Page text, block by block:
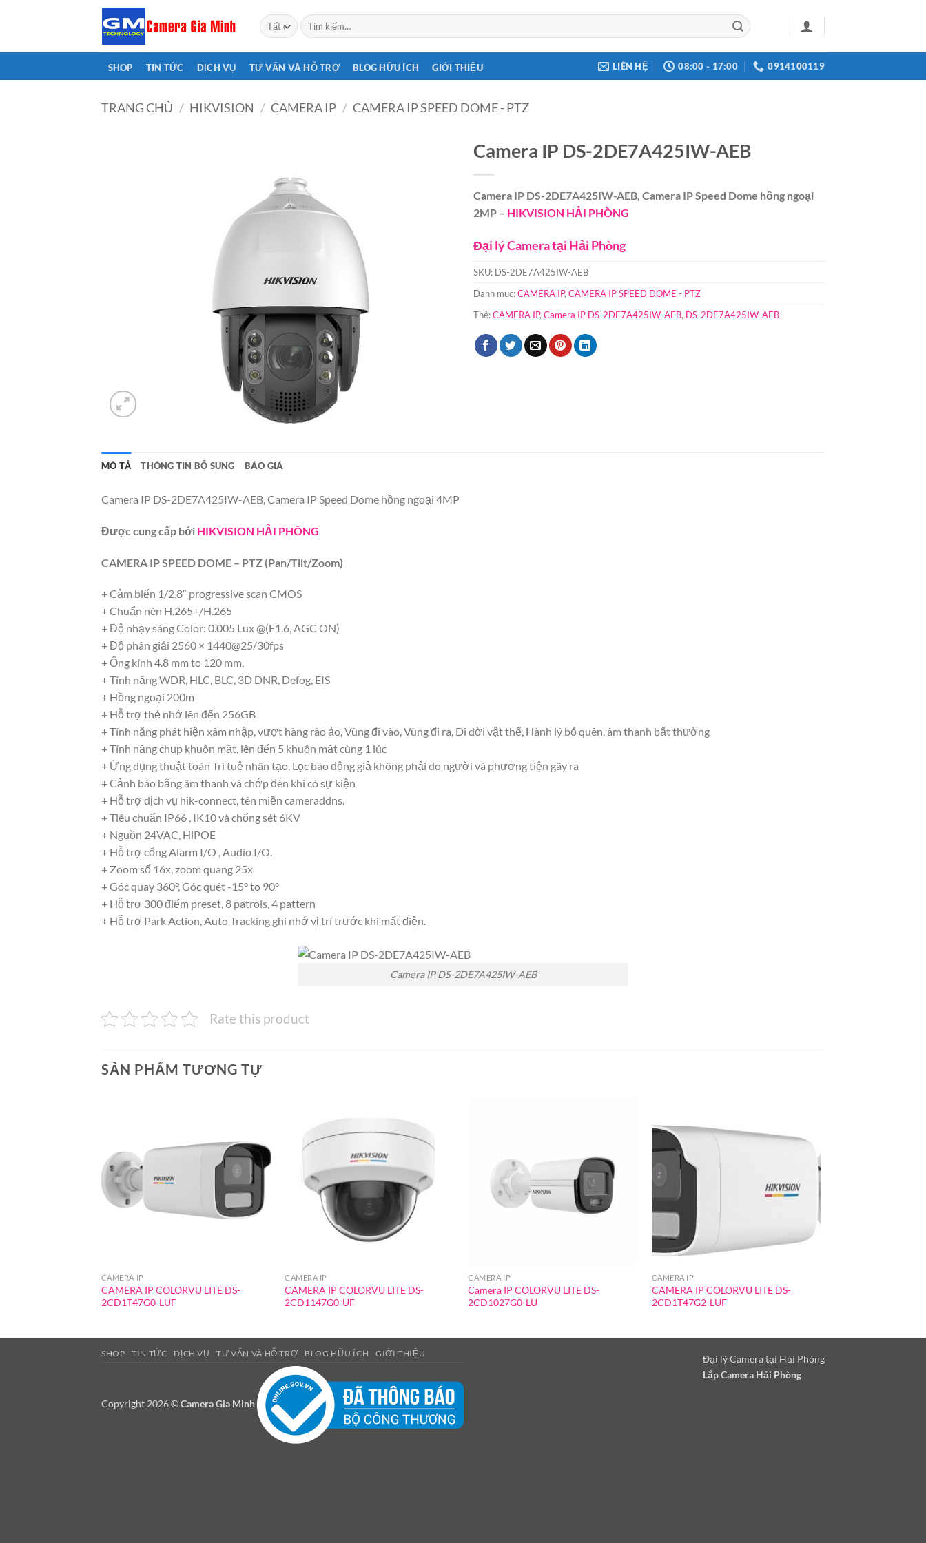
Tìm
kiếm:
SHOP TIN TỨC DỊCH VỤ TƯ VẤN VÀ HỖ TRỢ BLOG HỮU ÍCH GIỚI THIỆU LIÊN HỆ 08:00 - 17:00 0914100119
TRANG CHỦ / HIKVISION / CAMERA IP / CAMERA IP SPEED DOME - PTZ
Camera IP DS-2DE7A425IW-AEB
Camera IP DS-2DE7A425IW-AEB, Camera IP Speed Dome hồng ngoại
2MP – HIKVISION HẢI PHÒNG
Đại lý Camera tại Hải Phòng
SKU: DS-2DE7A425IW-AEB
Danh mục:CAMERA IP, CAMERA IP SPEED DOME - PTZ
Thẻ:CAMERA IP, Camera IP DS-2DE7A425IW-AEB, DS-2DE7A425IW-AEB
MÔ TẢ THÔNG TIN BỔ SUNG BÁO GIÁ
Camera IP DS-2DE7A425IW-AEB, Camera IP Speed Dome hồng ngoại 4MP
Được cung cấp bới HIKVISION HẢI PHÒNG
CAMERA IP SPEED DOME – PTZ (Pan/Tilt/Zoom)
+ Cảm biến 1/2.8″ progressive scan CMOS
+ Chuẩn nén H.265+/H.265
+ Độ nhạy sáng Color: 0.005 Lux @(F1.6, AGC ON)
+ Độ phân giải 2560 × 1440@25/30fps
+ Ống kính 4.8 mm to 120 mm,
+ Tính năng WDR, HLC, BLC, 3D DNR, Defog, EIS
+ Hồng ngoại 200m
+ Hỗ trợ thẻ nhớ lên đến 256GB
+ Tính năng phát hiện xâm nhập, vượt hàng rào ảo, Vùng đi vào, Vùng đi ra, Di dời vật thể, Hành lý bỏ quên, âm thanh bất thường
+ Tính năng chụp khuôn mặt, lên đến 5 khuôn mặt cùng 1 lúc
+ Ứng dụng thuật toán Trí tuệ nhân tạo, Lọc báo động giả không phải do người và phương tiện gây ra
+ Cảnh báo bằng âm thanh và chớp đèn khi có sự kiện
+ Hỗ trợ dịch vụ hik-connect, tên miền cameraddns.
+ Tiêu chuẩn IP66 , IK10 và chống sét 6KV
+ Nguồn 24VAC, HiPOE
+ Hỗ trợ cổng Alarm I/O , Audio I/O.
+ Zoom số 16x, zoom quang 25x
+ Góc quay 360°, Góc quét -15° to 90°
+ Hỗ trợ 300 điểm preset, 8 patrols, 4 pattern
+ Hỗ trợ Park Action, Auto Tracking ghi nhớ vị trí trước khi mất điện.
Camera IP DS-2DE7A425IW-AEB
Rate this product
SẢN PHẨM TƯƠNG TỰ
CAMERA IP
CAMERA IP COLORVU LITE DS-
2CD1T47G0-LUF
CAMERA IP
CAMERA IP COLORVU LITE DS-
2CD1147G0-UF
CAMERA IP
Camera IP COLORVU LITE DS-
2CD1027G0-LU
CAMERA IP
CAMERA IP COLORVU LITE DS-
2CD1T47G2-LUF
Đại lý Camera tại Hải Phòng
Lắp Camera Hải Phòng
SHOP TIN TỨC DỊCH VỤ TƯ VẤN VÀ HỖ TRỢ BLOG HỮU ÍCH GIỚI THIỆU
Copyright 2026 ©Camera Gia Minh